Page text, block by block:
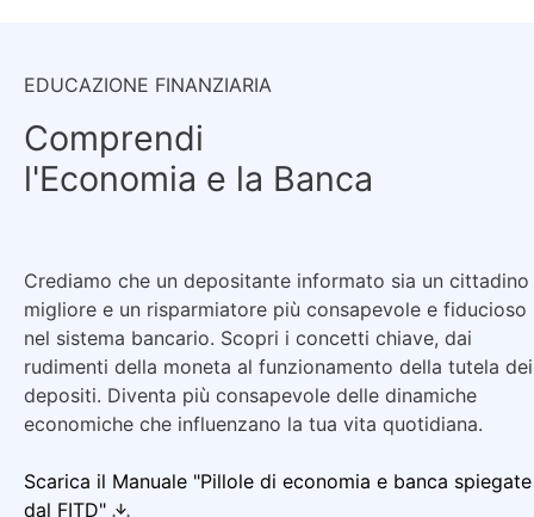
EDUCAZIONE FINANZIARIA
Comprendi
l'Economia e la Banca
Crediamo che un depositante informato sia un cittadino
migliore e un risparmiatore più consapevole e fiducioso
nel sistema bancario. Scopri i concetti chiave, dai
rudimenti della moneta al funzionamento della tutela dei
depositi. Diventa più consapevole delle dinamiche
economiche che influenzano la tua vita quotidiana.
Scarica il Manuale "Pillole di economia e banca spiegate
dal FITD"